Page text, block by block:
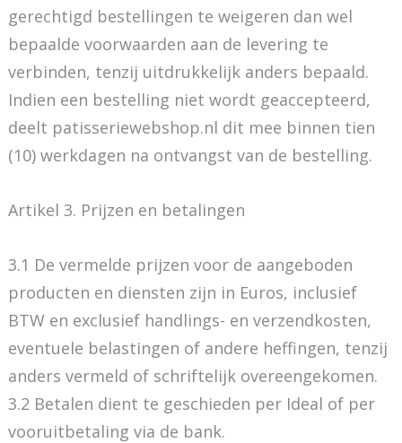
gerechtigd bestellingen te weigeren dan wel
bepaalde voorwaarden aan de levering te
verbinden, tenzij uitdrukkelijk anders bepaald.
Indien een bestelling niet wordt geaccepteerd,
deelt patisseriewebshop.nl dit mee binnen tien
(10) werkdagen na ontvangst van de bestelling.
Artikel 3. Prijzen en betalingen
3.1 De vermelde prijzen voor de aangeboden
producten en diensten zijn in Euros, inclusief
BTW en exclusief handlings- en verzendkosten,
eventuele belastingen of andere heffingen, tenzij
anders vermeld of schriftelijk overeengekomen.
3.2 Betalen dient te geschieden per Ideal of per
vooruitbetaling via de bank.